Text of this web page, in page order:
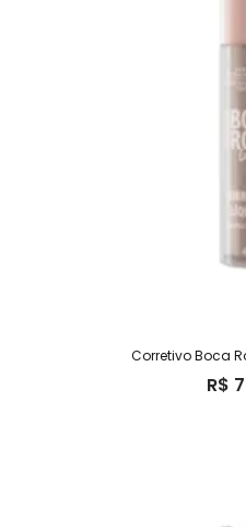
Corretivo Boca
R$